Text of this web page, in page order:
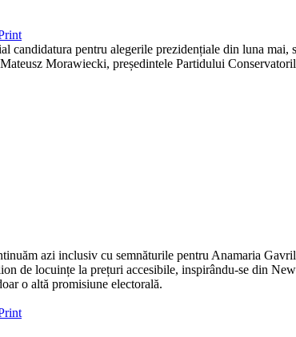
pentru alegerile prezidențiale din luna mai,
Morawiecki, președintele Partidului
azi inclusiv cu semnăturile pentru Anamaria
de locuințe la prețuri accesibile, inspirându-se din
o altă promisiune electorală.